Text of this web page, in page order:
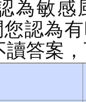
為敏
您認為
讀答案